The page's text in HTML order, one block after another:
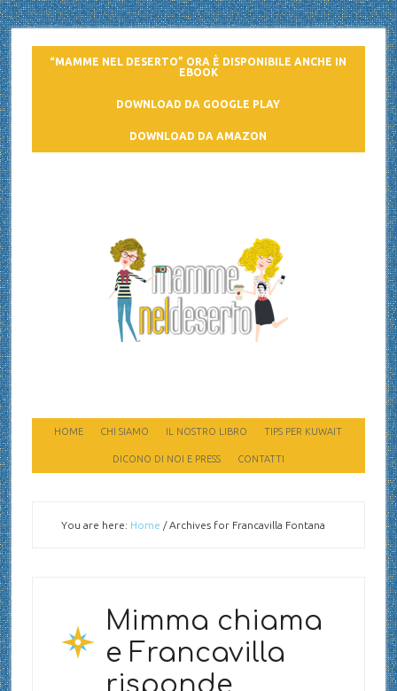
“MAMME NEL DESERTO” ORA È DISPONIBILE ANCHE IN
EBOOK
DOWNLOAD DA GOOGLE PLAY
DOWNLOAD DA AMAZON
HOME CHI SIAMO IL NOSTRO LIBRO TIPS PER KUWAIT
DICONO DI NOI E PRESS CONTATTI
You are here: Home /Archives for Francavilla Fontana
Mimma chiama
e Francavilla